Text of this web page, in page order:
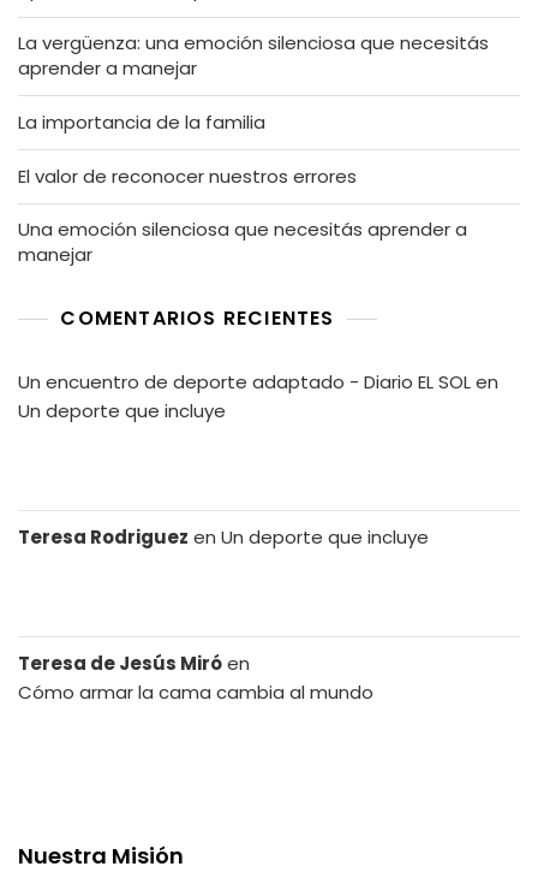
La vergüenza: una emoción silenciosa que necesitás
aprender a manejar
La importancia de la familia
El valor de reconocer nuestros errores
Una emoción silenciosa que necesitás aprender a
manejar
COMENTARIOS RECIENTES
Un encuentro de deporte adaptado - Diario EL SOLen
Un deporte que incluye
Teresa Rodriguez en Un deporte que incluye
Teresa de Jesús Miróen
Cómo armar la cama cambia al mundo
Nuestra Misión